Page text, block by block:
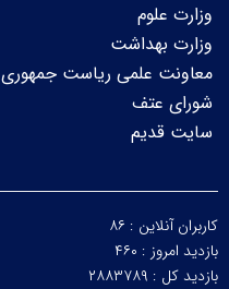
وزارت علوم
وزارت بهداشت
معاونت علمی ریاست جمهوری
شورای عتف
سایت قدیم
کاربران آنلاین : ۸۶
بازدید امروز : ۴۶۰
بازدید کل : ۲۸۸۳۷۸۹